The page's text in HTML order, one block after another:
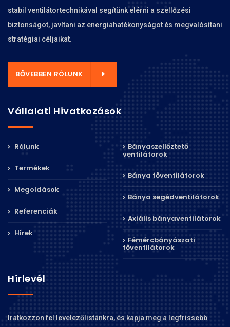
stabil ventilátortechnikával segítünk elérni a szellőzési
biztonságot, javítani az energiahatékonyságot és megvalósítani
stratégiai céljaikat.
BŐVEBBEN RÓLUNK
Vállalati Hivatkozások
Rólunk
Termékek
Megoldások
Referenciák
Hírek
Bányaszellőztető
ventilátorok
Bánya főventilátorok
Bánya segédventilátorok
Axiális bányaventilátorok
Fémércbányászati
főventilátorok
Hírlevél
Iratkozzon fel levelezőlistánkra, és kapja meg a legfrissebb